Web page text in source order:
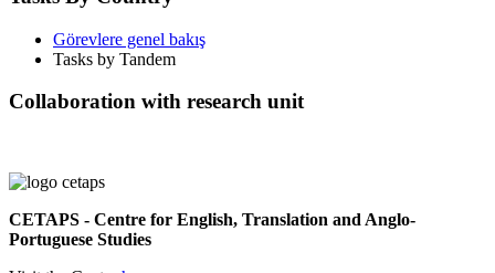
Görevlere genel bakış
Tasks by Tandem
Collaboration with research unit
CETAPS - Centre for English, Translation and Anglo-
Portuguese Studies